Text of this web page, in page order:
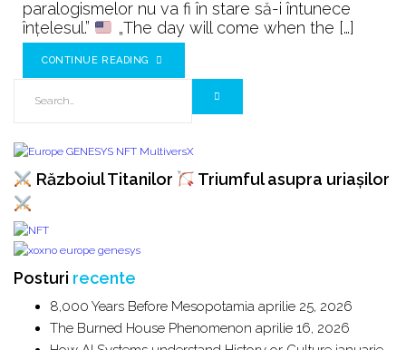
paralogismelor nu va fi în stare să-i întunece
înţelesul.”
„The day will come when the […]
CONTINUE READING
Războiul Titanilor Triumful asupra uriașilor
Posturi recente
8,000 Years Before Mesopotamia aprilie 25, 2026
The Burned House Phenomenon aprilie 16, 2026